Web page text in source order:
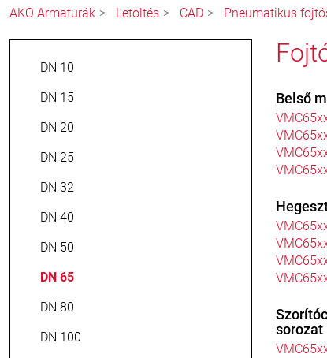
AKO Armaturák Letöltés CAD Pneumatikus
DN 10
DN 15
DN 20
DN 25
DN 32
DN 40
DN 50
DN 65
DN 80
DN 100
Belső
sorozat